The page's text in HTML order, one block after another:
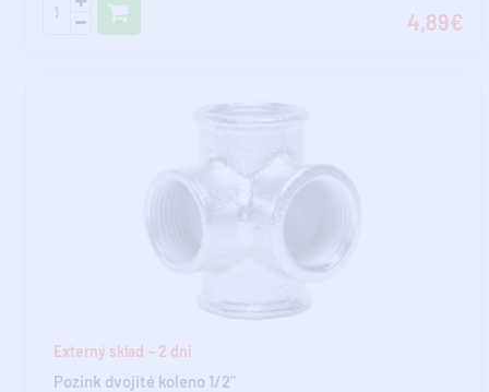
4,89€
Externý sklad ~ 2 dni
Pozink dvojité koleno 1/2"